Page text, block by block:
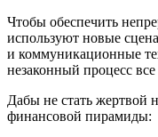
Чтобы обеспечить
используют новые
и коммуникационные
незаконный процесс
Дабы не стать жертвой
финансовой пирамиды: